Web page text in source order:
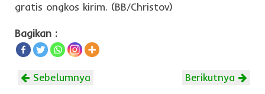
gratis ongkos kirim. (BB/Christov)
Bagikan :
Berikutnya
Sebelumnya